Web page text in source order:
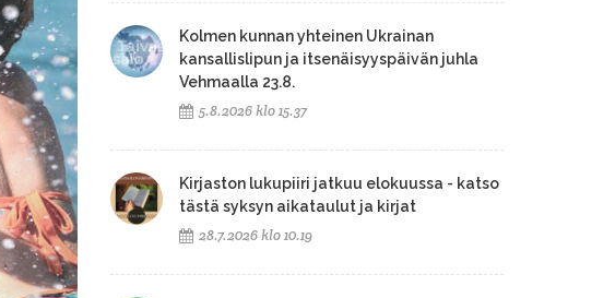
Kolmen kunnan yhteinen Ukrainan
kansallislipun ja itsenäisyyspäivän juhla
Vehmaalla 23.8.
5.8.2026 klo 15.37
Kirjaston lukupiiri jatkuu elokuussa - katso
tästä syksyn aikataulut ja kirjat
28.7.2026 klo 10.19